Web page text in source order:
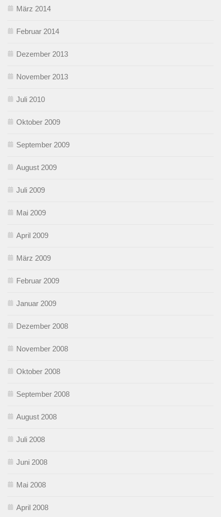
März 2014
Februar 2014
Dezember 2013
November 2013
Juli 2010
Oktober 2009
September 2009
August 2009
Juli 2009
Mai 2009
April 2009
März 2009
Februar 2009
Januar 2009
Dezember 2008
November 2008
Oktober 2008
September 2008
August 2008
Juli 2008
Juni 2008
Mai 2008
April 2008